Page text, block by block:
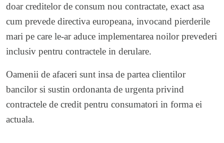
doar creditelor de consum nou contractate, exact asa
cum prevede directiva europeana, invocand pierderile
mari pe care le-ar aduce implementarea noilor prevederi
inclusiv pentru contractele in derulare.
Oamenii de afaceri sunt insa de partea clientilor
bancilor si sustin ordonanta de urgenta privind
contractele de credit pentru consumatori in forma ei
actuala.